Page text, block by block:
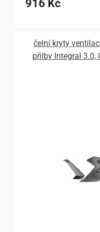
916 Kč
čelní kryty
přilby Integral 3.0,